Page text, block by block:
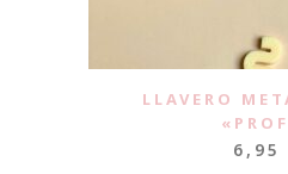
LLAVERO
6,95